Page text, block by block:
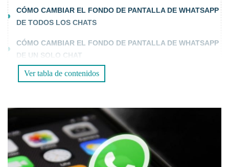
CÓMO CAMBIAR EL FONDO DE PANTALLA DE WHATSAPP
DE TODOS LOS CHATS
CÓMO CAMBIAR EL FONDO DE PANTALLA DE WHATSAPP
DE UN SOLO CHAT
EN ANDROID:
¿CÓMO CAMBIAR EL FONDO DE PANTALLA DE
WHATSAPP?
PARA LEER MÁS:
Ver tabla de contenidos